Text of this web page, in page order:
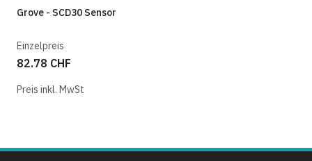
Grove - SCD30 Sensor
Einzelpreis
82.78 CHF
Preis inkl. MwSt